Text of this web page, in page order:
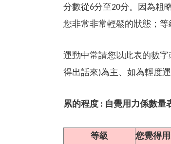
分數從6分至20分。因為粗
您非常非常輕鬆的狀態；等
運動中常請您以此表的數
得出話來)為主、如為輕度
累的程度 : 自覺用力係數量
等級
您覺得